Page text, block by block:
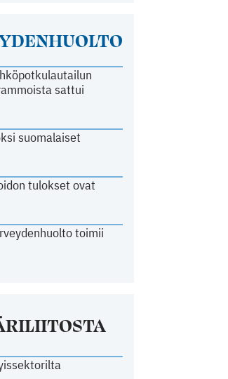
sattui
suomalaiset
tulokset ovat
toimii